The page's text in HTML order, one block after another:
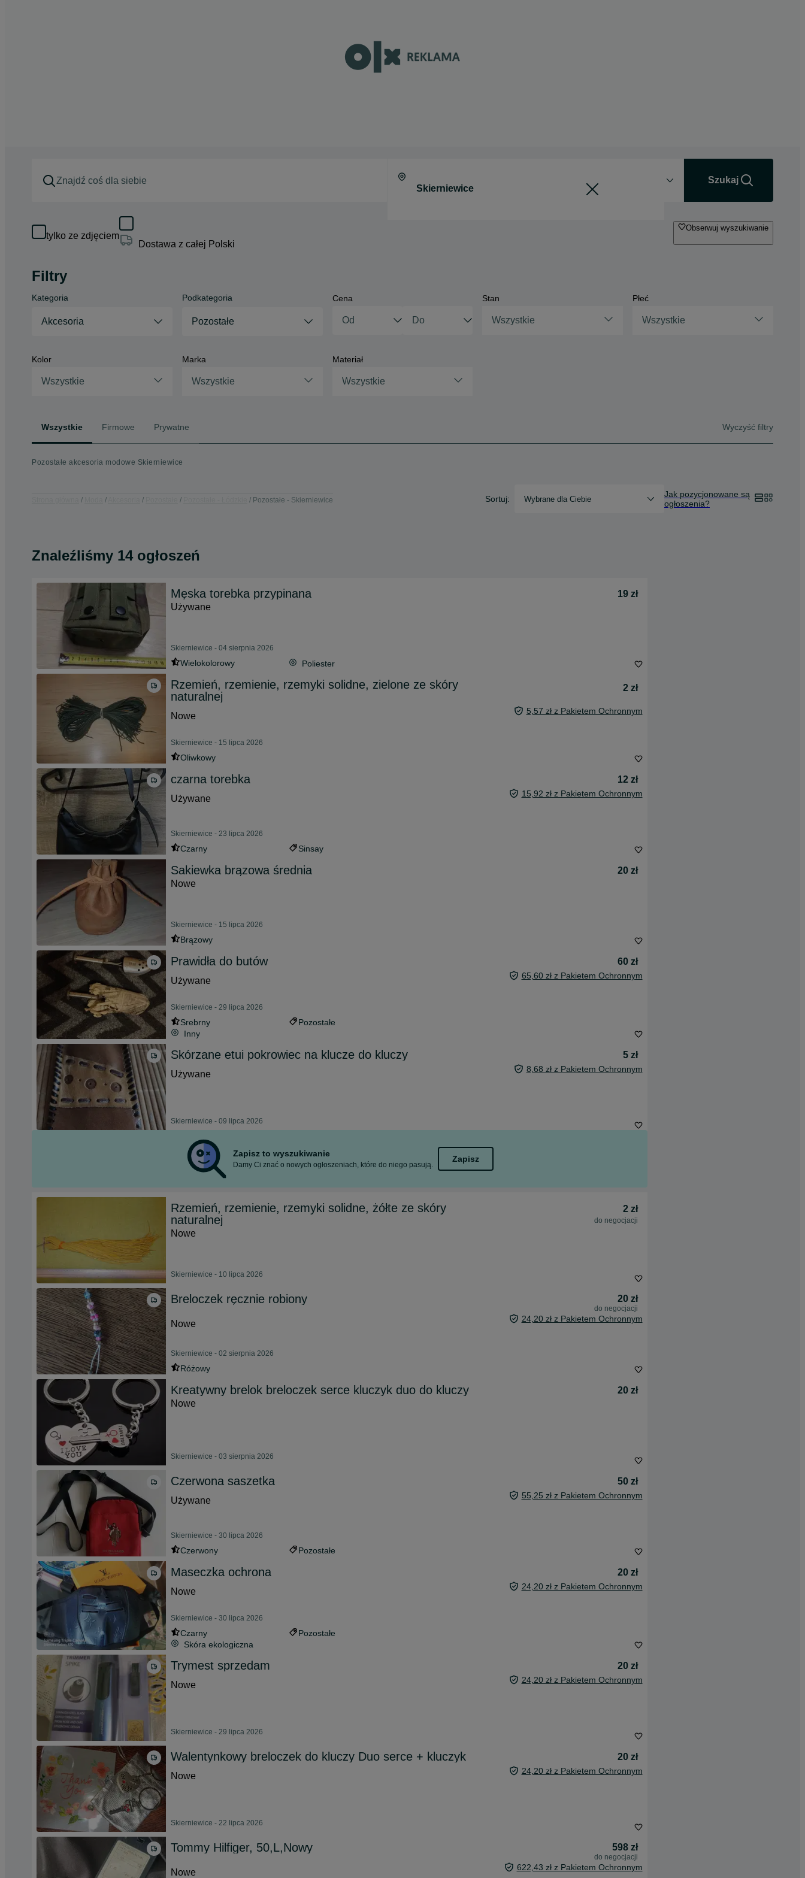
Szukaj
tylko ze zdjęciem
Dostawa z całej Polski
Obserwuj wyszukiwanie
Filtry
Kategoria
Akcesoria
Podkategoria
Pozostałe
Cena Stan
Wszystkie
Płeć
Wszystkie
Kolor
Wszystkie
Marka
Wszystkie
Materiał
Wszystkie
Wszystkie Firmowe Prywatne Wyczyść filtry
Pozostałe akcesoria modowe Skierniewice
Pozostałe - Skierniewice Sortuj: Wybrane dla Ciebie
Jak pozycjonowane są
ogłoszenia?
Znaleźliśmy 14 ogłoszeń
Męska torebka przypinana
19 zł
Używane
Skierniewice - 04 sierpnia 2026
Wielokolorowy Poliester
Rzemień, rzemienie, rzemyki solidne, zielone ze skóry
naturalnej
2 zł
Nowe 5,57 zł z Pakietem Ochronnym
Skierniewice - 15 lipca 2026
Oliwkowy
czarna torebka
12 zł
Używane
15,92 zł z Pakietem Ochronnym
Skierniewice - 23 lipca 2026
Czarny Sinsay
Sakiewka brązowa średnia
20 zł
Nowe
Skierniewice - 15 lipca 2026
Brązowy
Prawidła do butów
60 zł
Używane
65,60 zł z Pakietem Ochronnym
Skierniewice - 29 lipca 2026
Srebrny
Pozostałe
Inny
Skórzane etui pokrowiec na klucze do kluczy
5 zł
Używane
8,68 zł z Pakietem Ochronnym
Skierniewice - 09 lipca 2026
Zapisz to wyszukiwanie
Damy Ci znać o nowych ogłoszeniach, które do niego pasują.
Zapisz
Rzemień, rzemienie, rzemyki solidne, żółte ze skóry
naturalnej
2 zł
do negocjacji
Nowe
Skierniewice - 10 lipca 2026
Breloczek ręcznie robiony 20 zł
do negocjacji
Nowe 24,20 zł z Pakietem Ochronnym
Skierniewice - 02 sierpnia 2026
Różowy
Kreatywny brelok breloczek serce kluczyk duo do kluczy
20 zł
Nowe
Skierniewice - 03 sierpnia 2026
Czerwona saszetka
50 zł
Używane
55,25 zł z Pakietem Ochronnym
Skierniewice - 30 lipca 2026
Czerwony Pozostałe
Maseczka ochrona
20 zł
Nowe
24,20 zł z Pakietem Ochronnym
Skierniewice - 30 lipca 2026
Czarny
Pozostałe
Skóra ekologiczna
Trymest sprzedam
20 zł
Nowe
24,20 zł z Pakietem Ochronnym
Skierniewice - 29 lipca 2026
Walentynkowy breloczek do kluczy Duo serce + kluczyk
20 zł
Nowe
24,20 zł z Pakietem Ochronnym
Skierniewice - 22 lipca 2026
Tommy Hilfiger, 50,L,Nowy 598 zł
do negocjacji
Nowe 622,43 zł z Pakietem Ochronnym